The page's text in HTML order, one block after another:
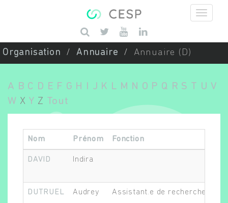
Saisissez vos mots-clés
Organisation Annuaire Annuaire (D)
A B C D E F G H J K L M N O P Q R S T U V
W X Y Z Tout
Nom Prénom Fonction
DAVID Indira
DUTRUEL Audrey Assistant.e de recherche